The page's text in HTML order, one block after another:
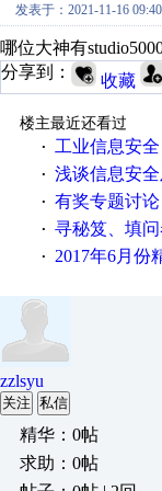
发表于：2021-11-16
哪位大神有
分享到：
收藏
楼主最近还看过
·
工业信息安
· 浅谈信息安
· 有奖专题讨论：面对低
· 寻秘笈、填
· 2017年6月份
zzlsyu
关注 私信
精华：0帖
求助：0帖